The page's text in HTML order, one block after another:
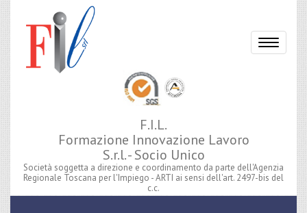
F.I.L.
Formazione Innovazione Lavoro
S.r.l. - Socio Unico
Società soggetta a direzione e coordinamento da parte dell'Agenzia
Regionale Toscana per l'Impiego - ARTI ai sensi dell'art. 2497-bis del
c.c.
Toggle